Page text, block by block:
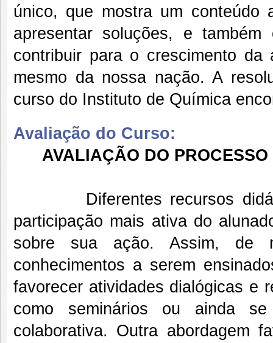
único, que mostra um conteúdo
apresentar soluções, e
contribuir para o crescimento
mesmo da nossa nação. A
curso do Instituto de Química
Avaliação do Curso:
AVALIAÇÃO DO PROCESSO
Diferentes recursos
participação mais ativa do
sobre sua ação. Assim, de
conhecimentos a serem
favorecer atividades dialógicas e
como seminários ou ainda
colaborativa. Outra abordagem